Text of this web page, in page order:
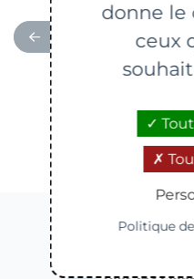
donne le
ceux
Politique